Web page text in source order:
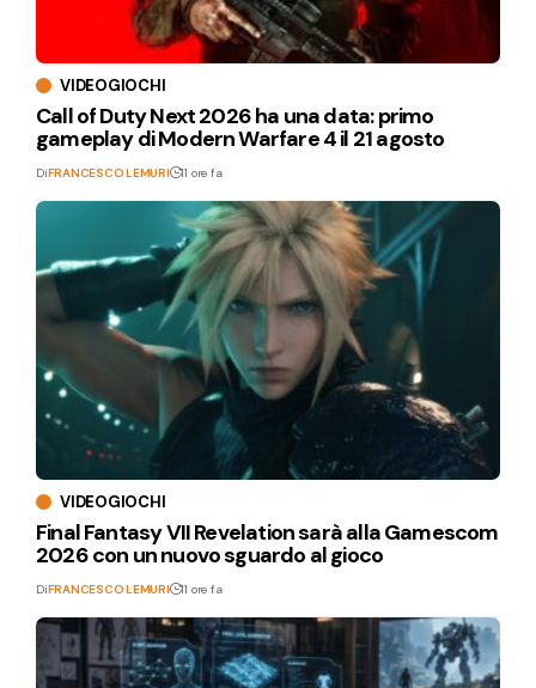
VIDEOGIOCHI
Call of Duty Next 2026 ha una data: primo
gameplay di Modern Warfare 4 il 21 agosto
DiFRANCESCO LEMURI 11 ore fa
VIDEOGIOCHI
Final Fantasy VII Revelation sarà alla Gamescom
2026 con un nuovo sguardo al gioco
DiFRANCESCO LEMURI 11 ore fa